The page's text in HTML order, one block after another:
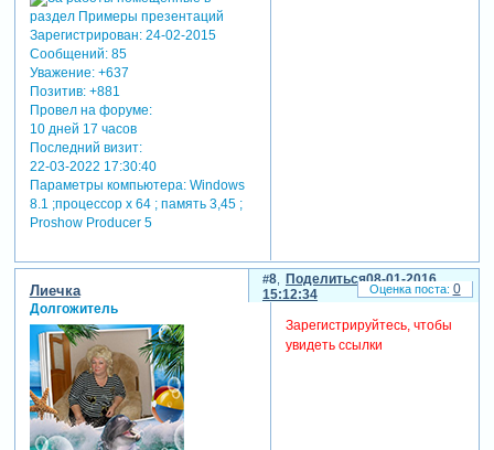
Зарегистрирован: 24-02-2015
Сообщений:85
Уважение: +637
Позитив: +881
Провел на форуме:
10 дней 17 часов
Последний визит:
22-03-2022 17:30:40
Параметры компьютера:Windows
8.1 ;процессор х 64 ; память 3,45 ;
Proshow Producer 5
Поделиться
8
08-01-2016
15:12:34
Лиечка
Долгожитель
Зарегистрируйтесь, чтобы
увидеть ссылки
0